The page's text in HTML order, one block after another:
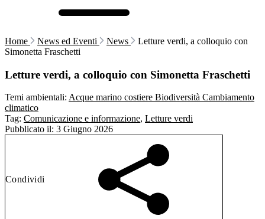
Home News ed Eventi News
Letture verdi, a colloquio con
Simonetta Fraschetti
Letture verdi, a colloquio con Simonetta Fraschetti
Temi ambientali: Acque marino costiere Biodiversità Cambiamento
climatico
Tag: Comunicazione e informazione, Letture verdi
Pubblicato il: 3 Giugno 2026
Condividi